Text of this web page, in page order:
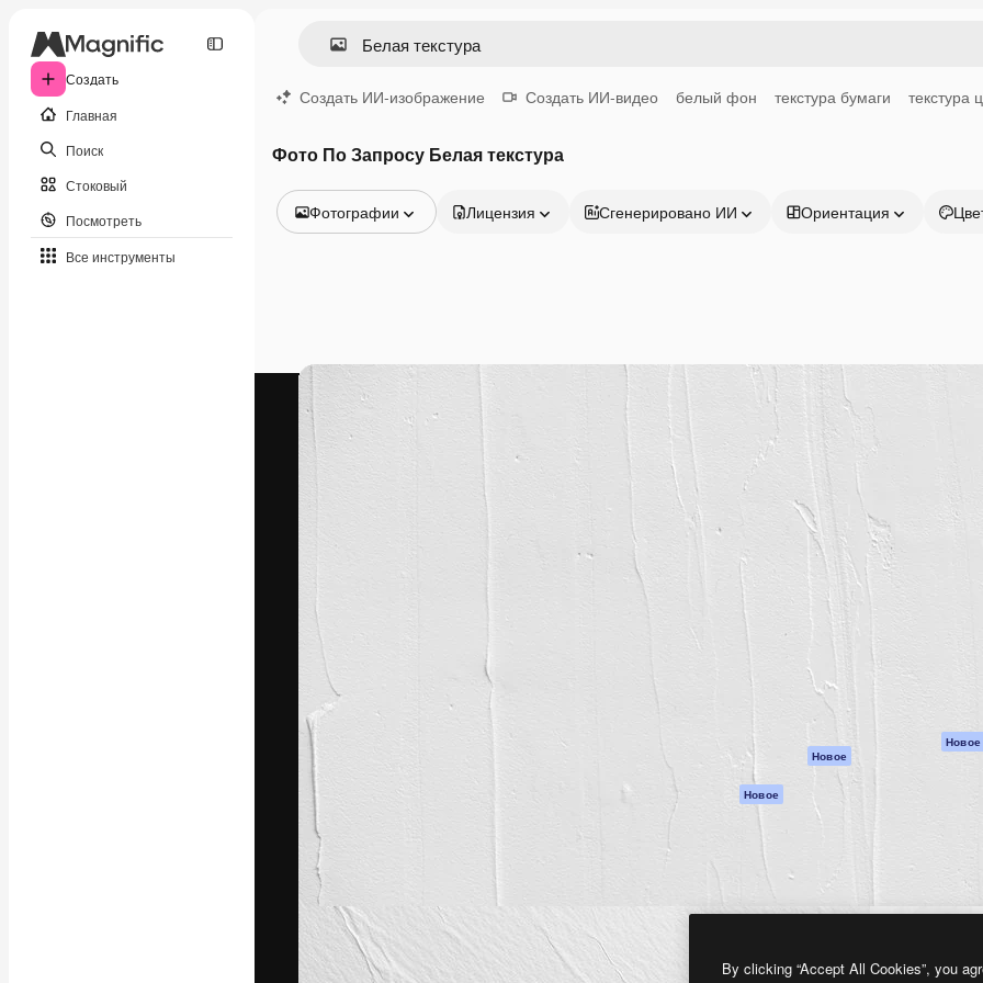
Создать
Главная
Поиск
Стоковый
Посмотреть
Все инструменты
Создать ИИ-изображение Создать ИИ-видео белый фон текстура бумаги текстура
Фото По Запросу Белая текстура
Фотографии
Видео
Видеоролик
Моушн-дизайн
Видеошаблоны
Иконки
Шрифты
Лицензия Сгенерировано ИИ Ориентация
Креативная платформа для создания
ваших лучших работ. Более 1 миллиона
подписчиков среди креаторов,
предприятий, агентств и студий.
Продукция
Spaces
Генератор
изображений ИИ
Генератор видео
ИИ
Генератор голоса
на основе ИИ
Стоковый контент
Claude/ChatGPT
Новое
Новое
Мобильное
приложение
Magnific
Academy
Документация по
Пакету ИИ
Служба
поддержки
Условия и
положения
Политика
Новое
Предприятие
By clicking “Accept All Cookies”, you